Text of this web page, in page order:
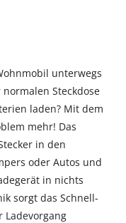
unterwegs
Steckdose
laden? Mit dem
mehr! Das
in den
oder Autos und
in nichts
sorgt das Schnell-
Ladevorgang